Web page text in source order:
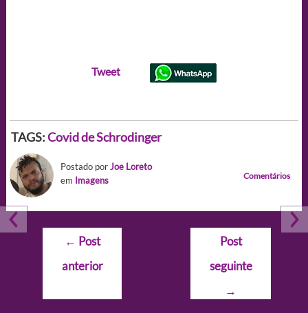
Tweet
TAGS:Covid de Schrodinger
Postado porJoe Loreto
em Imagens Comentários
Navegação
Post
← Post
anterior
Post
seguinte
→